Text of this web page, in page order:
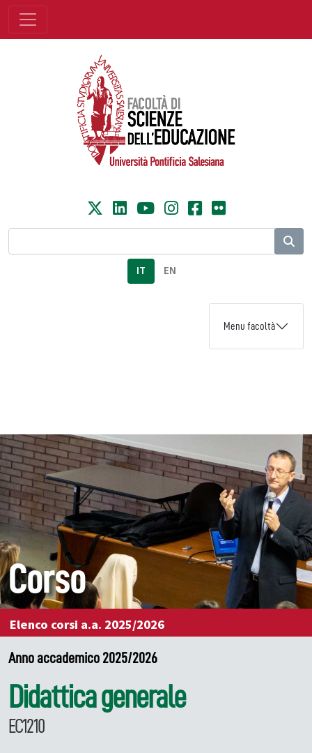
IT EN
Menu facoltà
Corso
Elenco corsi a.a. 2025/2026
Anno accademico 2025/2026
Didattica generale
EC1210